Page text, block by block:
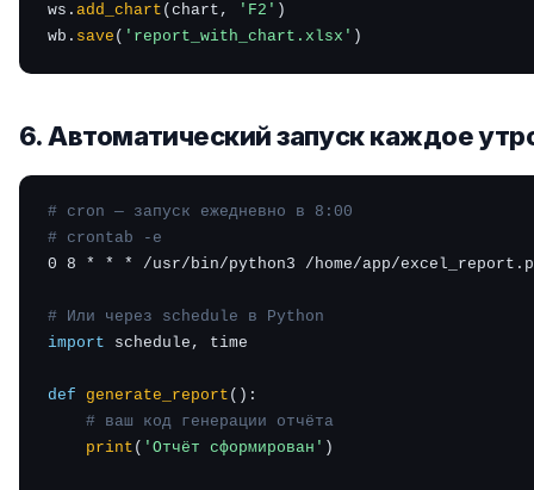
ws. add_chart (chart, 'F2' )
wb. save ( 'report_with_chart.xlsx' )
6. Автоматический запуск каждое
# cron — запуск ежедневно в 8:00
# crontab -e
0 8 * * * /usr/bin/python3 /home/app/
# Или через schedule в Python
import schedule, time
def generate_report ():
# ваш код генерации отчёта
print ( 'Отчёт сформирован' )